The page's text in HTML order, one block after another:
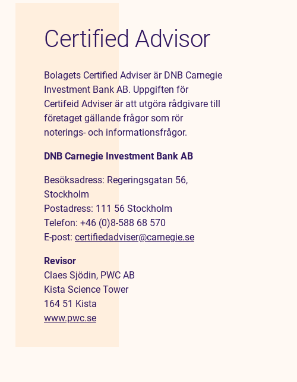
Certified Advisor
Bolagets Certified Adviser är DNB Carnegie
Investment Bank AB. Uppgiften för
Certifeid Adviser är att utgöra rådgivare till
företaget gällande frågor som rör
noterings- och informationsfrågor.
DNB Carnegie Investment Bank AB
Besöksadress: Regeringsgatan 56,
Stockholm
Postadress: 111 56 Stockholm
Telefon: +46 (0)8-588 68 570
E-post: certifiedadviser@carnegie.se
Revisor
Claes Sjödin, PWC AB
Kista Science Tower
164 51 Kista
www.pwc.se